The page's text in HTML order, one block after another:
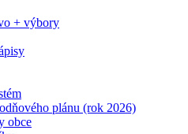
+ výbory
plánu (rok 2026)
obce